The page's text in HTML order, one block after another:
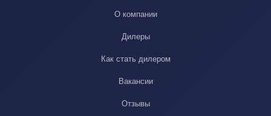
О компании
Дилеры
Как стать дилером
Вакансии
Отзывы